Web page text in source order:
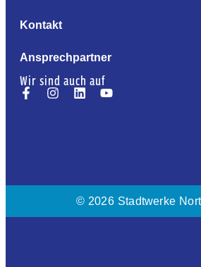
Kontakt
Ansprechpartner
Wir sind auch auf
© 2026 Stadtwerke